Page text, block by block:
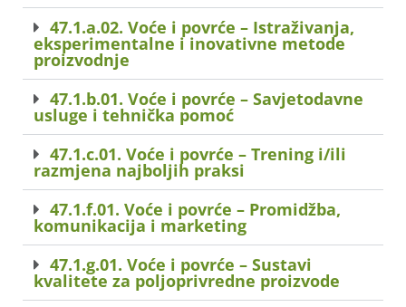
47.1.a.02. Voće i povrće – Istraživanja,
eksperimentalne i inovativne metode
proizvodnje
47.1.b.01. Voće i povrće – Savjetodavne
usluge i tehnička pomoć
47.1.c.01. Voće i povrće – Trening i/ili
razmjena najboljih praksi
47.1.f.01. Voće i povrće – Promidžba,
komunikacija i marketing
47.1.g.01. Voće i povrće – Sustavi
kvalitete za poljoprivredne proizvode